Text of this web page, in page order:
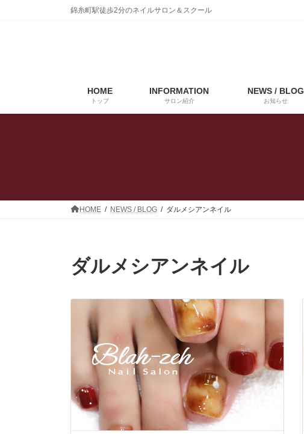
錦糸町駅徒歩2分のネイルサロン＆スクール
HOME
トップ
INFORMATION
サロン紹介
NEWS / BLOG
お知らせ
HOME NEWS / BLOG ダルメシアンネイル
ダルメシアンネイル